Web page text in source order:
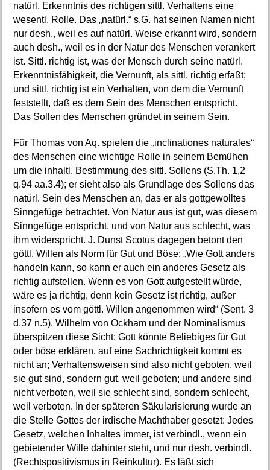
natürl. Erkenntnis des richtigen sittl. Verhaltens eine
wesentl. Rolle. Das „natürl.“ s.G. hat seinen Namen nicht
nur desh., weil es auf natürl. Weise erkannt wird, sondern
auch desh., weil es in der Natur des Menschen verankert
ist. Sittl. richtig ist, was der Mensch durch seine natürl.
Erkenntnisfähigkeit, die Vernunft, als sittl. richtig erfaßt;
und sittl. richtig ist ein Verhalten, von dem die Vernunft
feststellt, daß es dem Sein des Menschen entspricht.
Das Sollen des Menschen gründet in seinem Sein.
Für Thomas von Aq. spielen die „inclinationes naturales“
des Menschen eine wichtige Rolle in seinem Bemühen
um die inhaltl. Bestimmung des sittl. Sollens (S.Th. 1,2
q.94 aa.3.4); er sieht also als Grundlage des Sollens das
natürl. Sein des Menschen an, das er als gottgewolltes
Sinngefüge betrachtet. Von Natur aus ist gut, was diesem
Sinngefüge entspricht, und von Natur aus schlecht, was
ihm widerspricht. J. Dunst Scotus dagegen betont den
göttl. Willen als Norm für Gut und Böse: „Wie Gott anders
handeln kann, so kann er auch ein anderes Gesetz als
richtig aufstellen. Wenn es von Gott aufgestellt würde,
wäre es ja richtig, denn kein Gesetz ist richtig, außer
insofern es vom göttl. Willen angenommen wird“ (Sent. 3
d.37 n.5). Wilhelm von Ockham und der Nominalismus
überspitzen diese Sicht: Gott könnte Beliebiges für Gut
oder böse erklären, auf eine Sachrichtigkeit kommt es
nicht an; Verhaltensweisen sind also nicht geboten, weil
sie gut sind, sondern gut, weil geboten; und andere sind
nicht verboten, weil sie schlecht sind, sondern schlecht,
weil verboten. In der späteren Säkularisierung wurde an
die Stelle Gottes der irdische Machthaber gesetzt: Jedes
Gesetz, welchen Inhaltes immer, ist verbindl., wenn ein
gebietender Wille dahinter steht, und nur desh. verbindl.
(Rechtspositivismus in Reinkultur). Es läßt sich